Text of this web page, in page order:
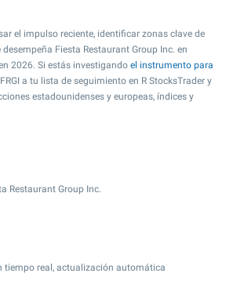
el impulso reciente, identificar zonas clave de
Fiesta Restaurant Group Inc. en
2026. Si estás investigando el instrumento para
a tu lista de seguimiento en R StocksTrader y
estadounidenses y europeas, índices y
Restaurant Group Inc.
tiempo real, actualización automática